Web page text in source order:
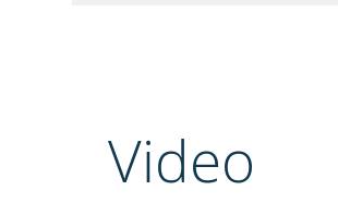
Video